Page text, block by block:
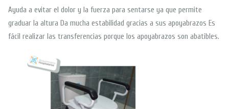
Ayuda a evitar el dolor y la fuerza para sentarse ya que permite
graduar la altura Da mucha estabilidad gracias a sus apoyabrazos Es
fácil realizar las transferencias porque los apoyabrazos son abatibles.